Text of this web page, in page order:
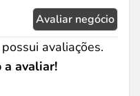
Avaliar negócio
avaliações.
a avaliar!